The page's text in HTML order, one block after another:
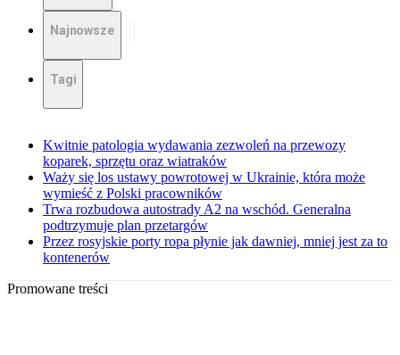
Najnowsze
Tagi
Kwitnie patologia wydawania zezwoleń na przewozy
koparek, sprzętu oraz wiatraków
Waży się los ustawy powrotowej w Ukrainie, która może
wymieść z Polski pracowników
Trwa rozbudowa autostrady A2 na wschód. Generalna
podtrzymuje plan przetargów
Przez rosyjskie porty ropa płynie jak dawniej, mniej jest za to
kontenerów
Promowane treści